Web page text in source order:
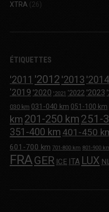
XTRA (26)
ÉTIQUETTES
'2011 '2012 '2013 '2014
'2019 '2020 '2021 '2022 '2023
030 km 031-040 km 051-100 km
km 201-250 km 251-
351-400 km 401-450
601-700 km 701-800 km 801-900
FRAGER ICE ITA LUX